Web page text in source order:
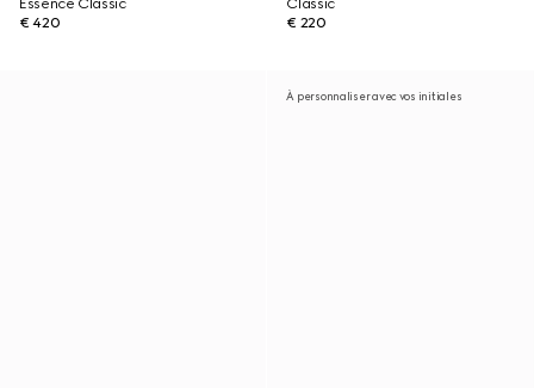
Essence Classic
€ 420
Classic
€ 220
À personnaliser avec vos initiales